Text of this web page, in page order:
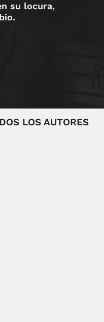
su locura,
LOS AUTORES